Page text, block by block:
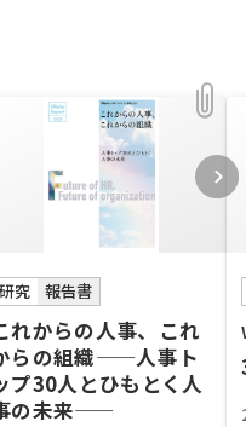
研究 報告書
れからの人事、これ
らの組織——人事ト
プ30人とひもとく人
の未来——